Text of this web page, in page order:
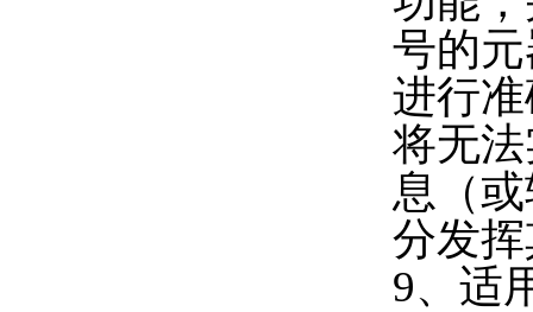
号的
进行
将无
息（
分发
9、适